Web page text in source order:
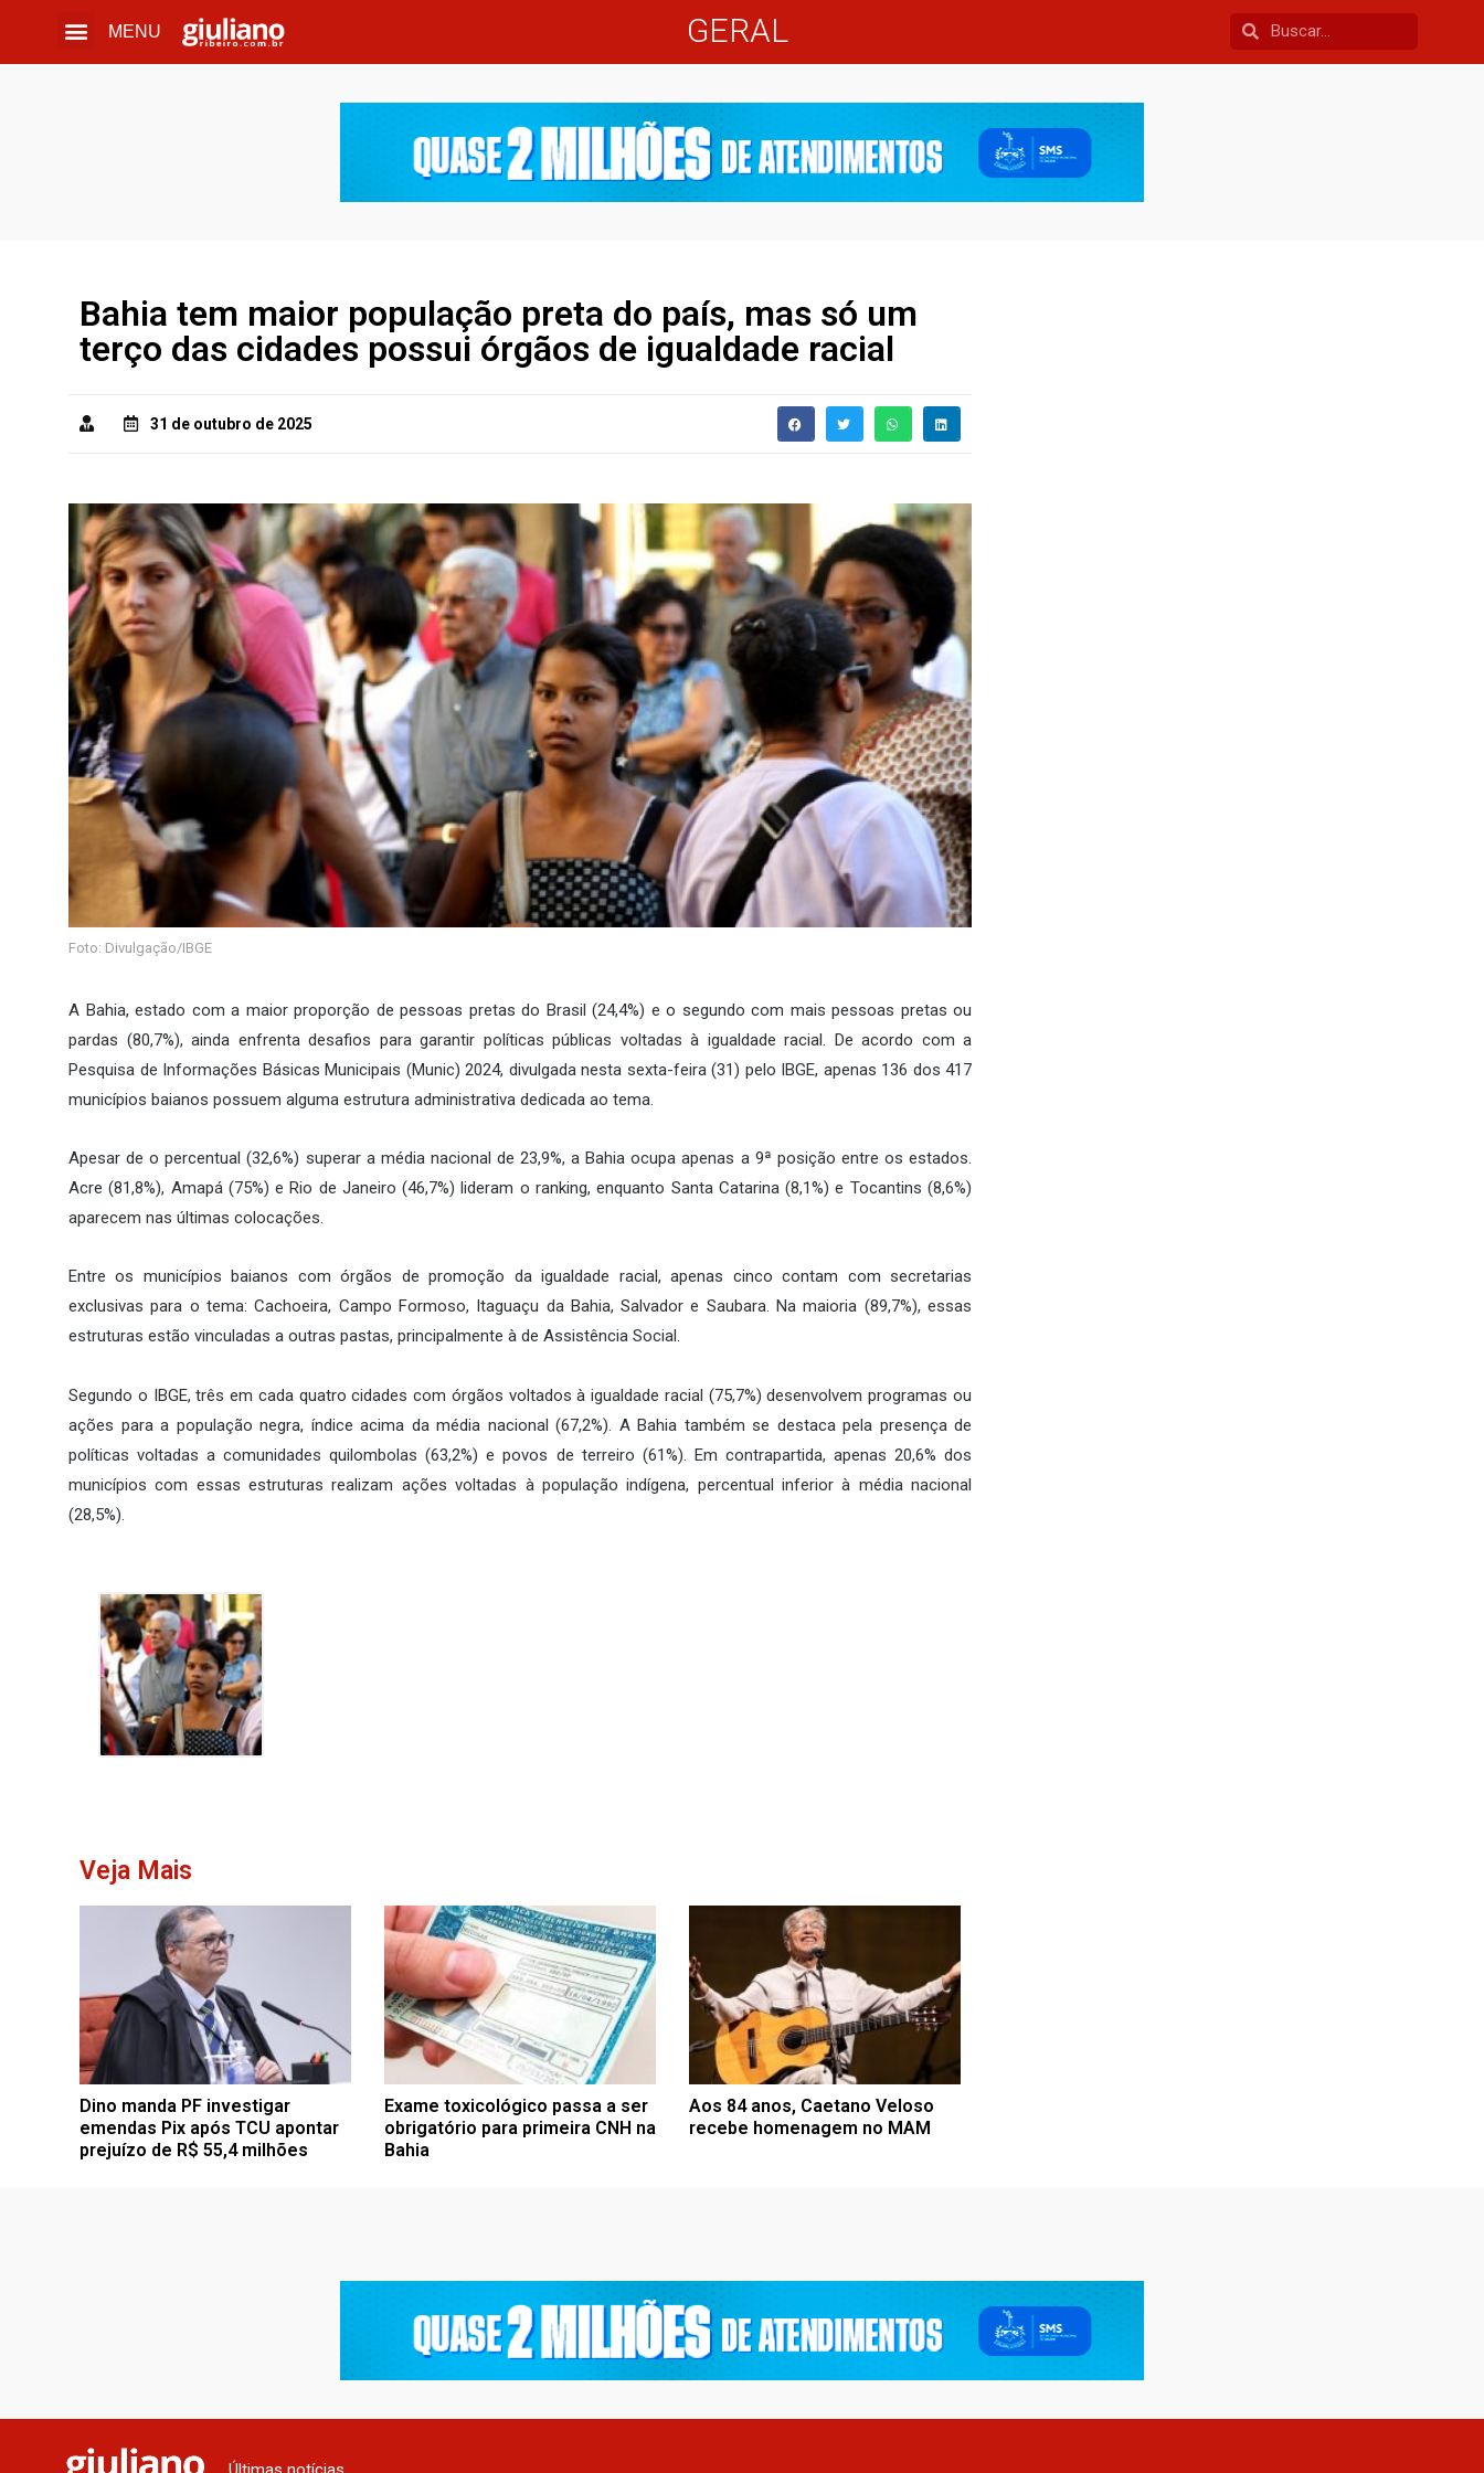
MENU GERAL
Bahia tem maior população preta do país, mas só um
terço das cidades possui órgãos de igualdade racial
31 de outubro de 2025
Foto: Divulgação/IBGE
A Bahia, estado com a maior proporção de pessoas pretas do Brasil (24,4%) e o segundo com mais pessoas pretas ou
pardas (80,7%), ainda enfrenta desafios para garantir políticas públicas voltadas à igualdade racial. De acordo com a
Pesquisa de Informações Básicas Municipais (Munic) 2024, divulgada nesta sexta-feira (31) pelo IBGE, apenas 136 dos 417
municípios baianos possuem alguma estrutura administrativa dedicada ao tema.
Apesar de o percentual (32,6%) superar a média nacional de 23,9%, a Bahia ocupa apenas a 9ª posição entre os estados.
Acre (81,8%), Amapá (75%) e Rio de Janeiro (46,7%) lideram o ranking, enquanto Santa Catarina (8,1%) e Tocantins (8,6%)
aparecem nas últimas colocações.
Entre os municípios baianos com órgãos de promoção da igualdade racial, apenas cinco contam com secretarias
exclusivas para o tema: Cachoeira, Campo Formoso, Itaguaçu da Bahia, Salvador e Saubara. Na maioria (89,7%), essas
estruturas estão vinculadas a outras pastas, principalmente à de Assistência Social.
Segundo o IBGE, três em cada quatro cidades com órgãos voltados à igualdade racial (75,7%) desenvolvem programas ou
ações para a população negra, índice acima da média nacional (67,2%). A Bahia também se destaca pela presença de
políticas voltadas a comunidades quilombolas (63,2%) e povos de terreiro (61%). Em contrapartida, apenas 20,6% dos
municípios com essas estruturas realizam ações voltadas à população indígena, percentual inferior à média nacional
(28,5%).
Veja Mais
Dino manda PF investigar
emendas Pix após TCU apontar
prejuízo de R$ 55,4 milhões
Exame toxicológico passa a ser
obrigatório para primeira CNH na
Bahia
Aos 84 anos, Caetano Veloso
recebe homenagem no MAM